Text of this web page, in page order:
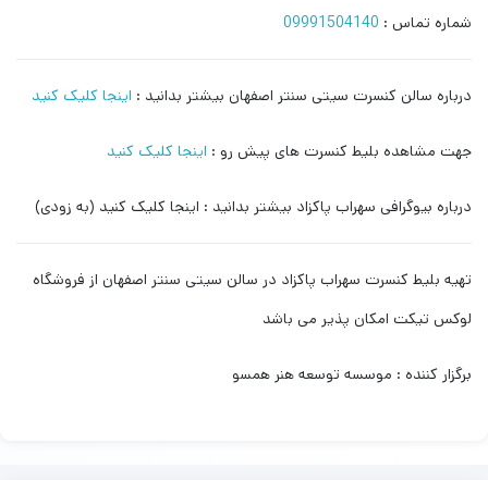
شماره تماس : 09991504140
درباره سالن کنسرت سیتی سنتر اصفهان بیشتر بدانید : اینجا کلیک کنید
جهت مشاهده بلیط کنسرت های پیش رو : اینجا کلیک کنید
درباره بیوگرافی سهراب پاکزاد بیشتر بدانید : اینجا کلیک کنید (به زودی)
تهیه بلیط کنسرت سهراب پاکزاد در سالن سیتی سنتر اصفهان از فروشگاه
لوکس تیکت امکان پذیر می باشد
برگزار کننده : موسسه توسعه هنر همسو